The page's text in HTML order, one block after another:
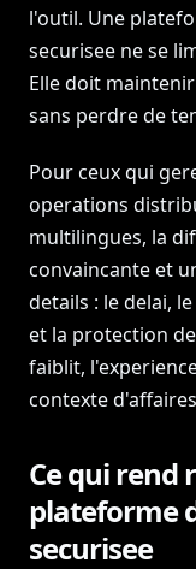
l'outil. Une
securisee ne se
Elle doit
sans perdre de
Pour ceux qui
operations
multilingues, la
convaincante et
details : le delai,
et la protection
faiblit,
contexte
Ce qui rend
plateforme
securisee